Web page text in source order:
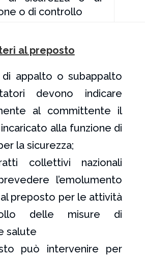
o di controllo
al preposto
appalto o subappalto
devono indicare
al committente il
alla funzione di
la sicurezza;
collettivi nazionali
l’emolumento
preposto per le attività
delle misure di
salute
può intervenire per